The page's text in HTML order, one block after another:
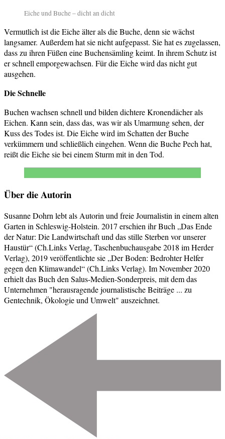
Eiche und Buche – dicht an dicht
Vermutlich ist die Eiche älter als die Buche, denn sie wächst
langsamer. Außerdem hat sie nicht aufgepasst. Sie hat es zugelassen,
dass zu ihren Füßen eine Buchensämling keimt. In ihrem Schutz ist
er schnell emporgewachsen. Für die Eiche wird das nicht gut
ausgehen.
Die Schnelle
Buchen wachsen schnell und bilden dichtere Kronendächer als
Eichen. Kann sein, dass das, was wir als Umarmung sehen, der
Kuss des Todes ist. Die Eiche wird im Schatten der Buche
verkümmern und schließlich eingehen. Wenn die Buche Pech hat,
reißt die Eiche sie bei einem Sturm mit in den Tod.
Über die Autorin
Susanne Dohrn lebt als Autorin und freie Journalistin in einem alten
Garten in Schleswig-Holstein. 2017 erschien ihr Buch „Das Ende
der Natur: Die Landwirtschaft und das stille Sterben vor unserer
Haustür“ (Ch.Links Verlag, Taschenbuchausgabe 2018 im Herder
Verlag), 2019 veröffentlichte sie „Der Boden: Bedrohter Helfer
gegen den Klimawandel“ (Ch.Links Verlag). Im November 2020
erhielt das Buch den Salus-Medien-Sonderpreis, mit dem das
Unternehmen "herausragende journalistische Beiträge ... zu
Gentechnik, Ökologie und Umwelt" auszeichnet.
Beitragsnavigation